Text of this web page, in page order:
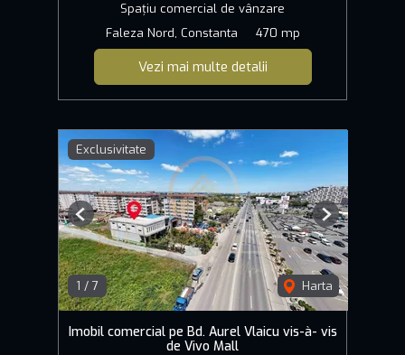
Spațiu comercial de vânzare
Faleza Nord, Constanta
470 mp
Vezi mai multe detalii
Exclusivitate
1 / 7 Harta
Previous Next
Imobil comercial pe Bd. Aurel Vlaicu vis-à- vis
de Vivo Mall